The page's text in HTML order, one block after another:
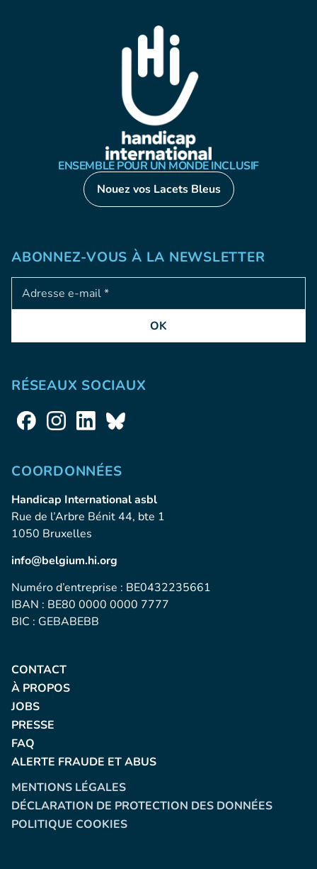
ENSEMBLE POUR UN MONDE INCLUSIF
Nouez vos Lacets Bleus
ABONNEZ-VOUS À LA NEWSLETTER
Adresse e-mail
OK
RÉSEAUX SOCIAUX
COORDONNÉES
Handicap International asbl
Rue de l’Arbre Bénit 44, bte 1
1050 Bruxelles
info@belgium.hi.org
Numéro d’entreprise : BE0432235661
IBAN : BE80 0000 0000 7777
BIC : GEBABEBB
CONTACT
À PROPOS
JOBS
PRESSE
FAQ
ALERTE FRAUDE ET ABUS
MENTIONS LÉGALES
DÉCLARATION DE PROTECTION DES DONNÉES
POLITIQUE COOKIES